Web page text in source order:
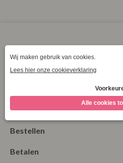
Klantenservice
La Vie Spaarpunten
Retourneren
Bestellen
Betalen